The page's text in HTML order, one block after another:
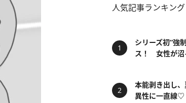
人気記事ランキング
シリーズ初“強
ス！ 女性が沼
本能剥き出し
異性に一直線